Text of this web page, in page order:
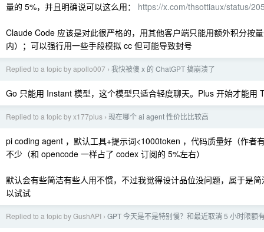
量的 5%，并且明确说可以这么用： https://x.com/thsottiaux/status/
Claude Code 应该是对此很严格的，用其他客户端只能用额外积分按
内）；可以强行用一些手段模拟 cc 但可能导致封号
Replied to a topic by apollo007 › 我快被傻 x 的 ChatGPT 搞崩溃了
Go 只能用 Instant 模型，这个模型只适合轻度聊天。Plus 开始才能用
Replied to a topic by x177plus › 现在哪个 ai agent 性价比比较高
pi coding agent ，默认工具+提示词<1000token ，代码质量好（作者
不少（和 opencode 一样占了 codex 订阅的 5%左右）
默认会有些简洁有些人用不惯，不过我觉得设计品位没问题，属于是
以试试
Replied to a topic by GushAPI › GPT 今天是不是特别慢？和最近取消 5 小时限额